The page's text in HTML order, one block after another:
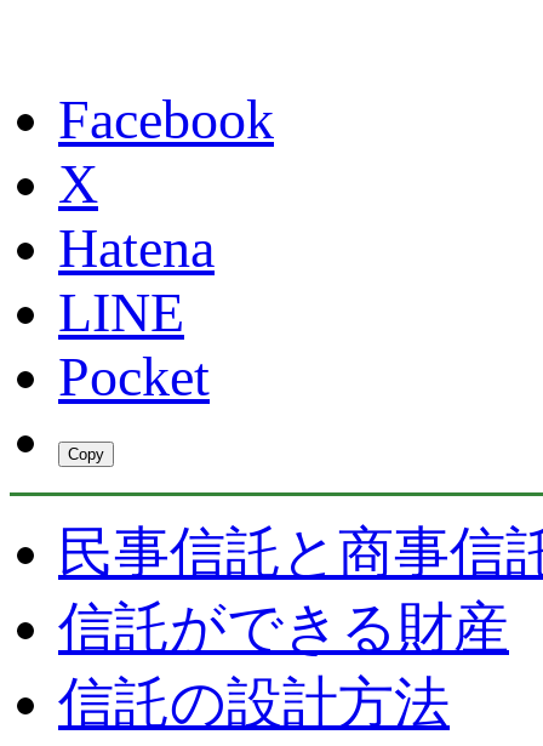
Facebook
X
Hatena
LINE
Pocket
Copy
民事信託と商事信
信託ができる財産
信託の設計方法